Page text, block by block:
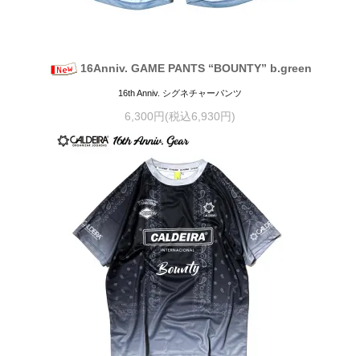
16Anniv. GAME PANTS “BOUNTY” b.green
16th Anniv. シグネチャーパンツ
6,300円(税込6,930円)